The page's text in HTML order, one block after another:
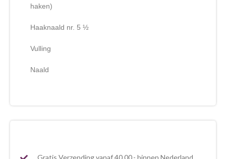
haken)
Haaknaald nr. 5 ½
Vulling
Naald